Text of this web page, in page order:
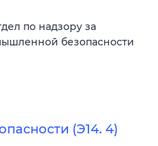
вместе
по надзору за
безопасности
(Э14. 4)